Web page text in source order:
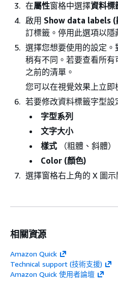
在屬性窗格中選擇資料標
啟用 Show data labels (
訂標籤。停用此選項以隱
選擇您想要使用的設定
稍有不同。若要查看所
之前的清單。
您可以在視覺效果上立即
若要修改資料標籤字型設
字型系列
文字大小
樣式 （粗體、斜體）
Color (顏色)
選擇窗格右上角的 X 圖示
相關資源
Amazon Quick
Technical support (技術支援)
Amazon Quick 使用者論壇